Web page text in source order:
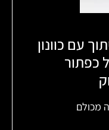
עם כוונון
כפתור
מכולם